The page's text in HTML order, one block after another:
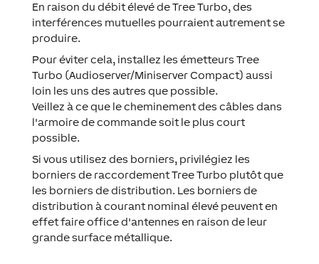
En raison du débit élevé de Tree Turbo, des
interférences mutuelles pourraient autrement se
produire.
Pour éviter cela, installez les émetteurs Tree
Turbo (Audioserver/Miniserver Compact) aussi
loin les uns des autres que possible.
Veillez à ce que le cheminement des câbles dans
l'armoire de commande soit le plus court
possible.
Si vous utilisez des borniers, privilégiez les
borniers de raccordement Tree Turbo plutôt que
les borniers de distribution. Les borniers de
distribution à courant nominal élevé peuvent en
effet faire office d'antennes en raison de leur
grande surface métallique.